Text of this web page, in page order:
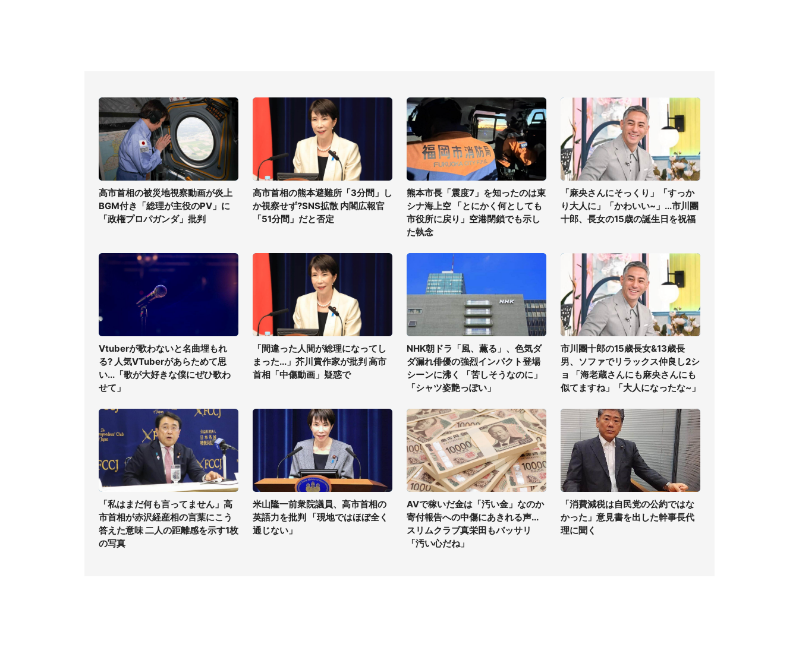
高市首相の被災地視察動画が炎上
BGM付き「総理が主役のPV」に
「政権プロパガンダ」批判
高市首相の熊本避難所「3分間」し
か視察せず?SNS拡散 内閣広報官
「51分間」だと否定
熊本市長「震度7」を知ったのは東
シナ海上空 「とにかく何としても
市役所に戻り」空港閉鎖でも示し
た執念
「麻央さんにそっくり」「すっか
り大人に」「かわいい~」...市川團
十郎、長女の15歳の誕生日を祝福
Vtuberが歌わないと名曲埋もれ
る? 人気VTuberがあらためて思
い...「歌が大好きな僕にぜひ歌わ
せて」
「間違った人間が総理になってし
まった...」芥川賞作家が批判 高市
首相「中傷動画」疑惑で
NHK朝ドラ「風、薫る」、色気ダ
ダ漏れ俳優の強烈インパクト登場
シーンに沸く 「苦しそうなのに」
「シャツ姿艶っぽい」
市川團十郎の15歳長女&13歳長
男、ソファでリラックス仲良し2シ
ョ 「海老蔵さんにも麻央さんにも
似てますね」「大人になったな~」
「私はまだ何も言ってません」高
市首相が赤沢経産相の言葉にこう
答えた意味 二人の距離感を示す1枚
の写真
米山隆一前衆院議員、高市首相の
英語力を批判 「現地ではほぼ全く
通じない」
AVで稼いだ金は「汚い金」なのか
寄付報告への中傷にあきれる声...
スリムクラブ真栄田もバッサリ
「汚い心だね」
「消費減税は自民党の公約ではな
かった」意見書を出した幹事長代
理に聞く